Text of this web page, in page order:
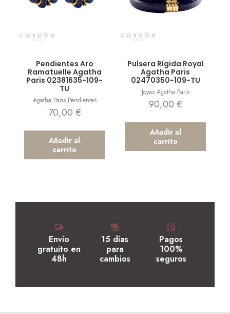
Pendientes Aro
Ramatuelle Agatha
Paris 02381635-109-
TU
Agatha Paris Pendientes
70,00 €
Añadir al
carrito
Pulsera Rígida Royal
Agatha Paris
02470350-109-TU
Joyas Agatha Paris
90,00 €
Añadir al
carrito
Envío
gratuito en
48h
15 días
para
cambios
Pagos
100%
seguros